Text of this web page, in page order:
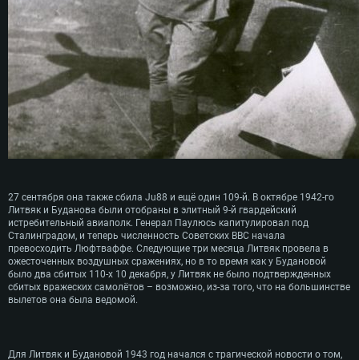
27 сентября она также сбила Ju88 и ещё один 109-й. В октябре 1942-го
Литвяк и Буданова были отобраны в элитный 9-й гвардейский
истребительный авиаполк. Генерал Паулюсь капитулировал под
Сталинградом, и теперь численность Советских ВВС начала
превосходить Люфтваффе. Следующие три месяца Литвяк провела в
ожесточенных воздушных сражениях, но в то время как у Будановой
было два сбитых 110-х 10 декабря, у Литвяк не было подтвержденных
сбитых вражеских самолётов – возможно, из-за того, что на большинстве
вылетов она была ведомой.
Для Литвяк и Будановой 1943 год начался с трагической новости о том,